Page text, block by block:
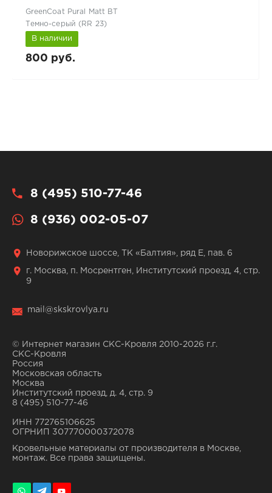
GreenCoat Pural Matt BT
Темно-серый (RR 23)
В наличии
800 руб.
8 (495) 510-77-46
8 (936) 002-05-07
Новорижское шоссе, ТК «Балтия», ряд Е, пав. 6
г. Москва, п. Мосрентген, Институтский проезд, 4, стр.
9
mail@skskrovlya.ru
© Интернет магазин СКС-Кровля 2010-2026 г.г.
СКС-Кровля
Россия
Московская область
Москва
Институтский проезд, д. 4, стр. 9
8 (495) 510-77-46
ИНН 772765106625
ОГРНИП 307770000372078
Кровельные материалы от производителя в Москве,
монтаж. Все права защищены.